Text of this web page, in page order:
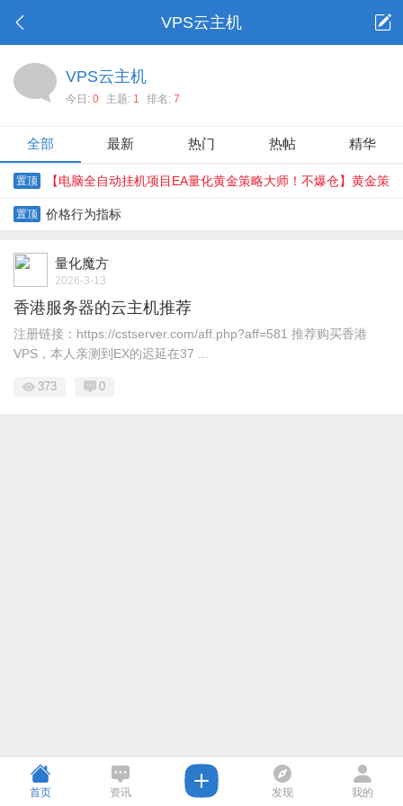
VPS云主机
VPS云主机
今日: 0 主题: 1 排名: 7
全部 最新 热门 热帖 精华
置顶 【电脑全自动挂机项目EA量化黄金策略大师！不爆仓】黄金策
略大师 热门
置顶 价格行为指标
量化魔方
2026-3-13
香港服务器的云主机推荐
注册链接：https://cstserver.com/aff.php?aff=581 推荐购买香港
VPS，本人亲测到EX的迟延在37 ...
373 0
首页 资讯 发现 我的